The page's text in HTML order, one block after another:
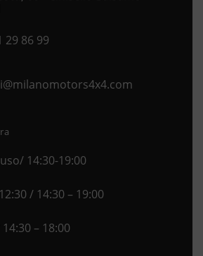
29 86 99
Opens
14:30-19:00
/ 14:30 – 19:00
– 18:00